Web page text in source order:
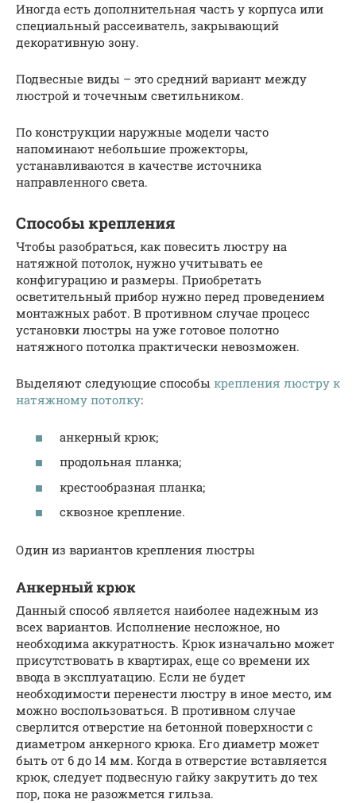
Иногда есть дополнительная часть у корпуса или
специальный рассеиватель, закрывающий
декоративную зону.
Подвесные виды – это средний вариант между
люстрой и точечным светильником.
По конструкции наружные модели часто
напоминают небольшие прожекторы,
устанавливаются в качестве источника
направленного света.
Способы крепления
Чтобы разобраться, как повесить люстру на
натяжной потолок, нужно учитывать ее
конфигурацию и размеры. Приобретать
осветительный прибор нужно перед проведением
монтажных работ. В противном случае процесс
установки люстры на уже готовое полотно
натяжного потолка практически невозможен.
Выделяют следующие способы крепления люстру к
натяжному потолку:
анкерный крюк;
продольная планка;
крестообразная планка;
сквозное крепление.
Один из вариантов крепления люстры
Анкерный крюк
Данный способ является наиболее надежным из
всех вариантов. Исполнение несложное, но
необходима аккуратность. Крюк изначально может
присутствовать в квартирах, еще со времени их
ввода в эксплуатацию. Если не будет
необходимости перенести люстру в иное место, им
можно воспользоваться. В противном случае
сверлится отверстие на бетонной поверхности с
диаметром анкерного крюка. Его диаметр может
быть от 6 до 14 мм. Когда в отверстие вставляется
крюк, следует подвесную гайку закрутить до тех
пор, пока не разожмется гильза.